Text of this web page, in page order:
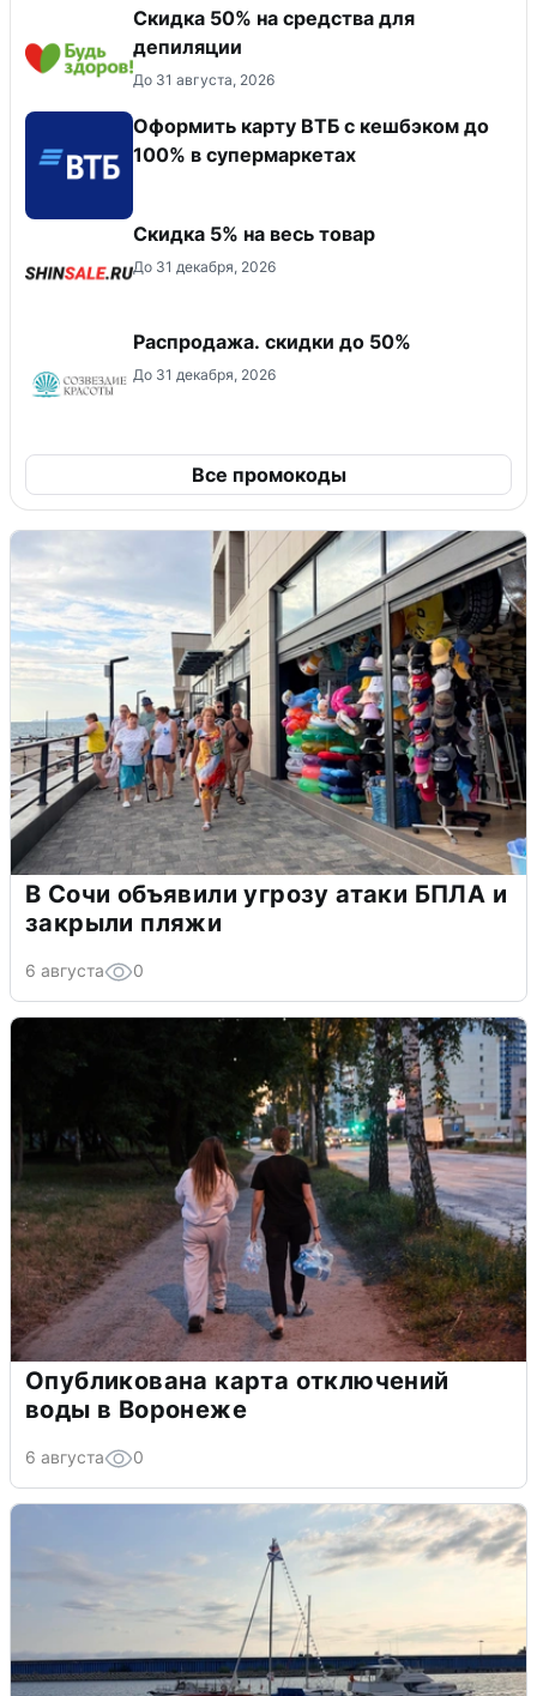
Скидка 50% на средства для
депиляции
До 31 августа, 2026
Оформить карту ВТБ с кешбэком до
100% в супермаркетах
Скидка 5% на весь товар
До 31 декабря, 2026
Распродажа. скидки до 50%
До 31 декабря, 2026
Все промокоды
В Сочи объявили угрозу атаки БПЛА и
закрыли пляжи
6 августа 0
Опубликована карта отключений
воды в Воронеже
6 августа 0